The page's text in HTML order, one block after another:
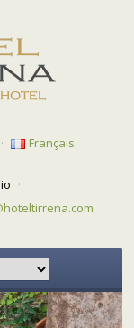
· Français
·